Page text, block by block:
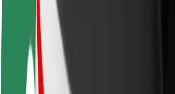
Безопасность
Безопасность пассажиров
Безопасность водителей
Безопасность самокатов